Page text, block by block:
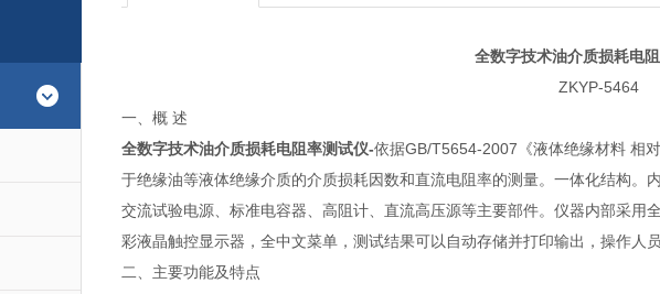
全数字技术油介质损耗电
ZKYP-5464
一、概 述
全数字技术油介质损耗电阻率测试仪-依据GB/T5654-2007《液体绝缘材料 相
于绝缘油等液体绝缘介质的介质损耗因数和直流电阻率的测量。一体化结构。
交流试验电源、标准电容器、高阻计、直流高压源等主要部件。仪器内部采
彩液晶触控显示器，全中文菜单，测试结果可以自动存储并打印输出，操作人
二、主要功能及特点